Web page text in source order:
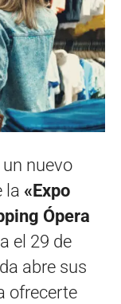
nuevo
la «Expo
Ópera
el 29 de
abre sus
ofrecerte